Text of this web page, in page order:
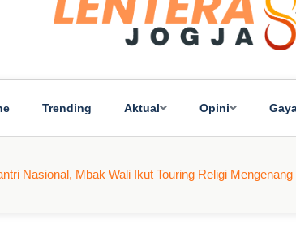
Trending Aktual Opini
Nasional, Mbak Wali Ikut Touring Religi